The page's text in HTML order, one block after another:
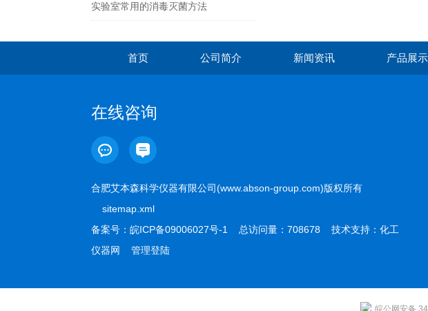
实验室常用的消毒灭菌方法
首页 公司简介 新闻资讯 产品展示
在线咨询
合肥艾本森科学仪器有限公司(www.abson-group.com)版权所有
sitemap.xml
备案号： 皖ICP备09006027号-1 总访问量：708678 技术支持： 化工
仪器网
管理登陆
皖公网安备